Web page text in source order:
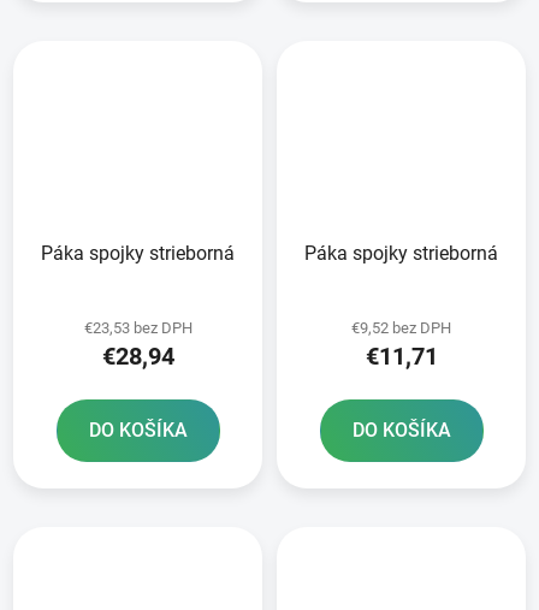
Páka spojky strieborná
€23,53 bez DPH
€28,94
DO KOŠÍKA
Páka spojky strieborná
€9,52 bez DPH
€11,71
DO KOŠÍKA